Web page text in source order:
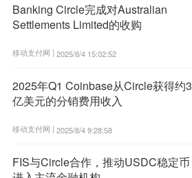
Banking Circle完成对Australian
Settlements Limited的收购
移动支付网 | 2025/8/4 15:02:52
2025年Q1 Coinbase从Circle获得约3
亿美元的分销费用收入
移动支付网 | 2025/8/4 9:28:58
FIS与Circle合作，推动USDC稳定币